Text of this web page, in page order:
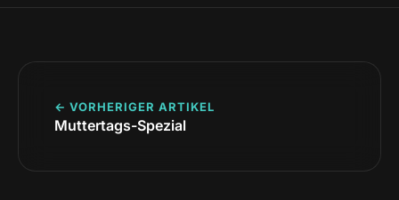
← VORHERIGER ARTIKEL
Muttertags-Spezial